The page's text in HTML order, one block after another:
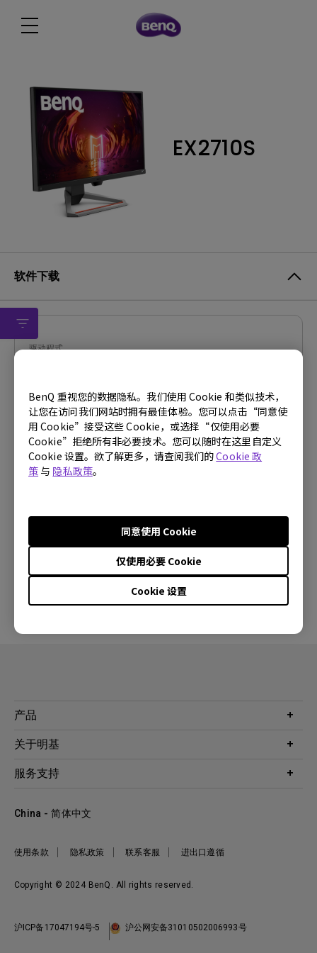
BenQ 重视您的数据隐私。我们使用 Cookie 和类似技术，
让您在访问我们网站时拥有最佳体验。您可以点击“同意使
用 Cookie”接受这些 Cookie，或选择“仅使用必要
Cookie”拒绝所有非必要技术。您可以随时在这里自定义
Cookie 设置。欲了解更多，请查阅我们的Cookie 政
策 与 隐私政策。
Cookie 设置
仅使用必要 Cookie
同意使用 Cookie
EX2710S
软件下载
驱动程式
操作系统:Windows
OS Version:Windows 7/8/10
版本:V001
更新: 2021/05/18
档案大小:9.89 KB
使用上述任何软件，即表示您同意我们的
。
产品
投影机
WiT智能灯
关于明基
公司简介
企业社会责任
服务支持
档案下载与常见问题
Copyright © 2024 BenQ. All rights reserved.
使用条款 隐私政策 联系客服 进出口遵循
China - 简体中文
沪ICP备17047194号-5 沪公网安备31010502006993号